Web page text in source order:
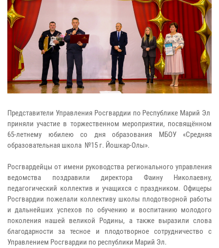
Представители Управления Росгвардии по Республике Марий Эл
приняли участие в торжественном мероприятии, посвящённом
65-летнему юбилею со дня образования МБОУ «Средняя
образовательная школа №15 г. Йошкар-Олы».
Росгвардейцы от имени руководства регионального управления
ведомства поздравили директора Фаину Николаевну,
педагогический коллектив и учащихся с праздником. Офицеры
Росгвардии пожелали коллективу школы плодотворной работы
и дальнейших успехов по обучению и воспитанию молодого
поколения нашей великой Родины, а также выразили слова
благодарности за тесное и плодотворное сотрудничество с
Управлением Росгвардии по республики Марий Эл.